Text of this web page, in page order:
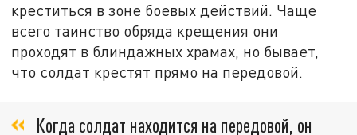
креститься в зоне боевых действий. Чаще
всего таинство обряда крещения они
проходят в блиндажных храмах, но бывает,
что солдат крестят прямо на передовой.
Когда солдат находится на передовой, он